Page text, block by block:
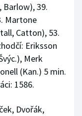
Barlow), 39.
Martone
Catton), 53.
Eriksson
Merk
(Kan.) 5 min.
1586.
Dvořák,